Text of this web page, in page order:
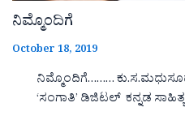
ನಿಮ್ಮೊಂದಿಗೆ
October 18, 2019
ನಿಮ್ಮೊಂದಿಗೆ………
‘ಸಂಗಾತಿ’ ಡಿಜಿಟಲ್ ಕನ್ನಡ